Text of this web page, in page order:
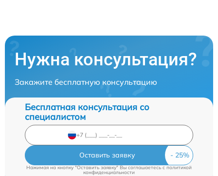
Нужна консультация?
Закажите бесплатную консультацию
Бесплатная консультация со
специалистом
Оставить заявку
Нажимая на кнопку "Оставить заявку" Вы соглашаетесь cполитикой
конфиденциальности